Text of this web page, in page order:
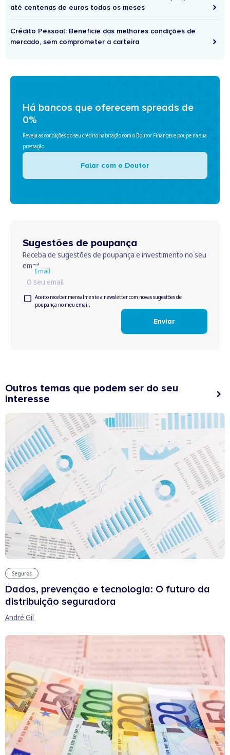
até centenas de euros todos os meses
Crédito Pessoal: Beneficie das melhores condições de
mercado, sem comprometer a carteira
Há bancos que oferecem spreads de
0%
Reveja as condições do seu crédito habitação com o Doutor Finanças e poupe na sua
prestação.
Falar com o Doutor
Sugestões de poupança
Receba de sugestões de poupança e investimento no seu
email
Email
Email
Aceitar
termos
Aceito receber mensalmente a newsletter com novas sugestões de
poupança no meu email.
Enviar
Outros temas que podem ser do seu
interesse
Seguros
Dados, prevenção e tecnologia: O futuro da
distribuição seguradora
André Gil